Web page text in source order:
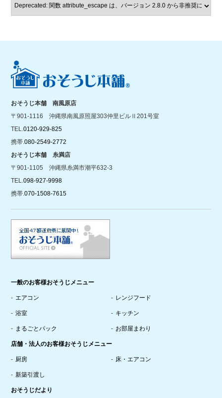
おそうじ本舗 南風原店
〒901-1116 沖縄県南風原照屋303仲里ビルⅡ201号室
TEL.0120-929-825
携帯.080-2549-2772
おそうじ本舗 糸満店
〒901-1105 沖縄県糸満市潮平632-3
TEL.098-927-9998
携帯.070-1508-7615
一般のお客様おそうじメニュー
エアコン レンジフード
浴室 キッチン
まるごとパック お部屋まわり
店舗・法人のお客様おそうじメニュー
厨房 床・エアコン
新築引渡し
おそうじだより